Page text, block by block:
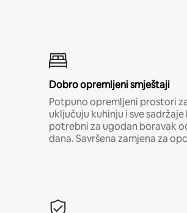
Dobro opremljeni smještaji
Potpuno opremljeni prostori
uključuju kuhinju i sve sadržaje
potrebni za ugodan boravak
dana. Savršena zamjena za